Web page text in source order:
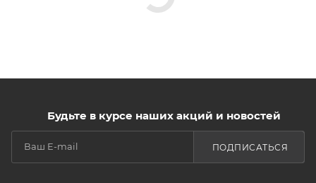
Будьте в курсе наших акций и новостей
ПОДПИСАТЬСЯ